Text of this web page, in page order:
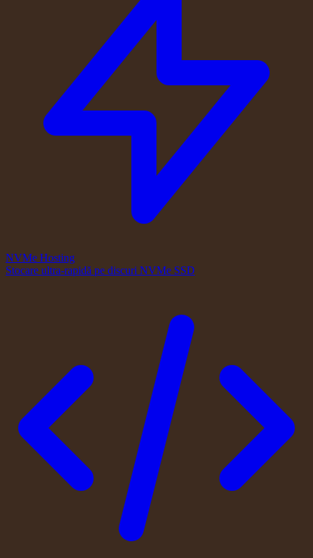
NVMe Hosting
Stocare ultra-rapidă pe discuri NVMe SSD